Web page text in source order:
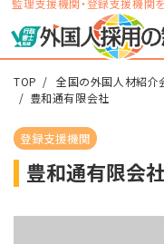
監理支援機関・登録支援機関
TOP 全国の外国人材紹介
豊和通有限会社
登録支援機関
豊和通有限会